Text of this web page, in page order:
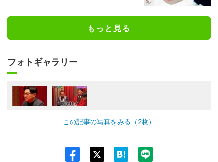
もっと見る
フォトギャラリー
この記事の写真をみる（2枚）